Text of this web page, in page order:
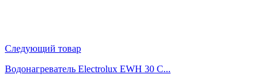
Следующий товар
Водонагреватель Electrolux EWH 30 C...